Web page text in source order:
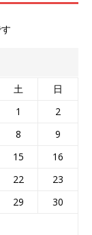
土
日
1
2
8
9
15
16
22
23
29
30